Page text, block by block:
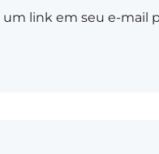
link em seu e-mail